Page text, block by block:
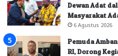
Dewan Adat
Masyarakat
6 Agustus 2026
Pemuda
RI, Dorong